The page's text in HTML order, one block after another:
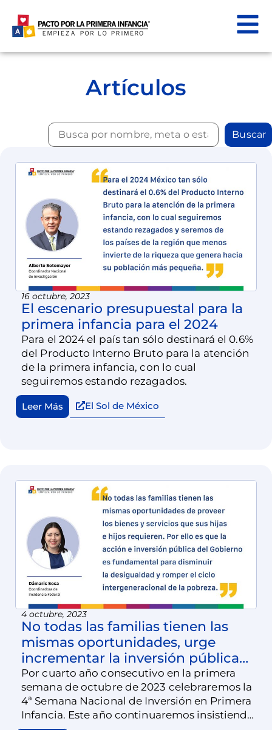
Artículos
Buscar
16 octubre, 2023
El escenario presupuestal para la
primera infancia para el 2024
Para el 2024 el país tan sólo destinará el 0.6%
del Producto Interno Bruto para la atención
de la primera infancia, con lo cual
seguiremos estando rezagados.
Leer Más El Sol de México
4 octubre, 2023
No todas las familias tienen las
mismas oportunidades, urge
incrementar la inversión pública
en la primera infancia
Por cuarto año consecutivo en la primera
semana de octubre de 2023 celebraremos la
4ª Semana Nacional de Inversión en Primera
Infancia. Este año continuaremos insistiendo